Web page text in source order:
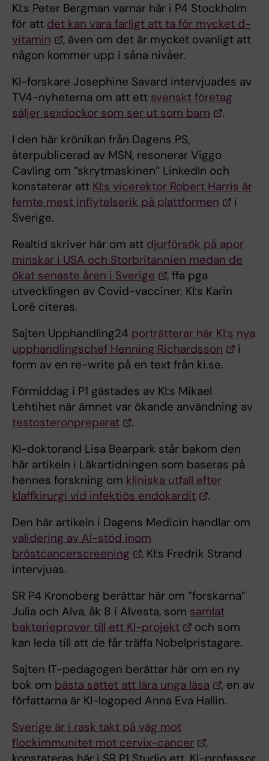
KI:s Peter Bergman varnar här i P4 Stockholm
för att det kan vara farligt att ta för mycket d-
vitamin
, även om det är mycket ovanligt att
någon kommer upp i såna nivåer.
KI-forskare Josephine Savard intervjuades av
TV4-nyheterna om att ett svenskt företag
säljer sexdockor som ser ut som barn
.
I den här krönikan från Dagens PS,
återpublicerad av MSN, resonerar Viggo
Cavling om ”skrytmaskinen” LinkedIn och
konstaterar att KI:s vicerektor Robert Harris är
femte mest inflytelserik på plattformen
i
Sverige.
Realtid skriver här om att djurförsök på apor
minskar i USA och Storbritannien medan de
ökat senaste åren i Sverige
, ffa pga
utvecklingen av Covid-vacciner. KI:s Karin
Loré citeras.
Sajten Upphandling24 porträtterar här KI:s nya
upphandlingschef Henning Richardsson
i
form av en re-write på en text från ki.se.
Förmiddag i P1 gästades av KI:s Mikael
Lehtihet när ämnet var ökande användning av
testosteronpreparat
.
KI-doktorand Lisa Bearpark står bakom den
här artikeln i Läkartidningen som baseras på
hennes forskning om kliniska utfall efter
klaffkirurgi vid infektiös endokardit
.
Den här artikeln i Dagens Medicin handlar om
validering av AI-stöd inom
bröstcancerscreening
, KI:s Fredrik Strand
intervjuas.
SR P4 Kronoberg berättar här om ”forskarna”
Julia och Alva, åk 8 i Alvesta, som samlat
bakterieprover till ett KI-projekt
och som
kan leda till att de får träffa Nobelpristagare.
Sajten IT-pedagogen berättar här om en ny
bok om bästa sättet att lära unga läsa
, en av
författarna är KI-logoped Anna Eva Hallin.
Sverige är i rask takt på väg mot
flockimmunitet mot cervix-cancer
,